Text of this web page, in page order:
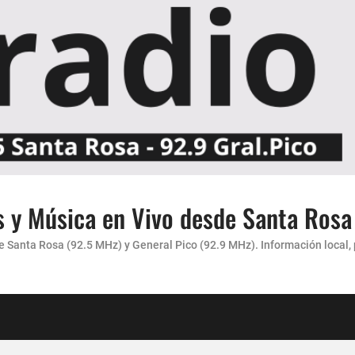
Música en Vivo desde Santa Rosa
Rosa (92.5 MHz) y General Pico (92.9 MHz). Información